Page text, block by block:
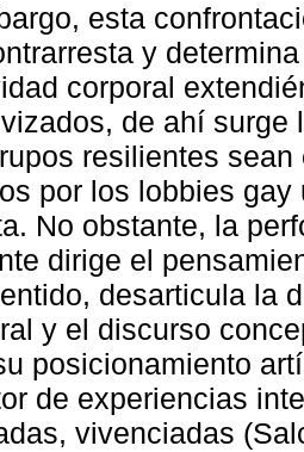
esta
y
corporal
de ahí surge
resilientes
por los lobbies
No obstante, la
dirige el
desarticula la
y el discurso
posicionamiento
de experiencias
vivenciadas